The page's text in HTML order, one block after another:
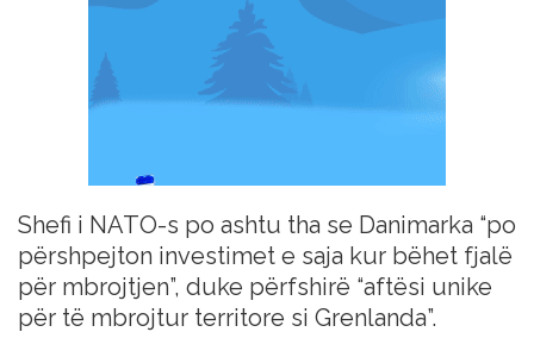
Shefi i NATO-s po ashtu tha se Danimarka “po
përshpejton investimet e saja kur bëhet fjalë
për mbrojtjen”, duke përfshirë “aftësi unike
për të mbrojtur territore si Grenlanda”.